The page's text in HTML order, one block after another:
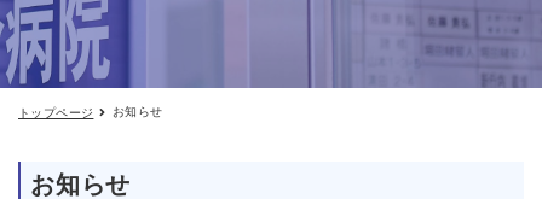
院
電
トップページ お知らせ
お知らせ